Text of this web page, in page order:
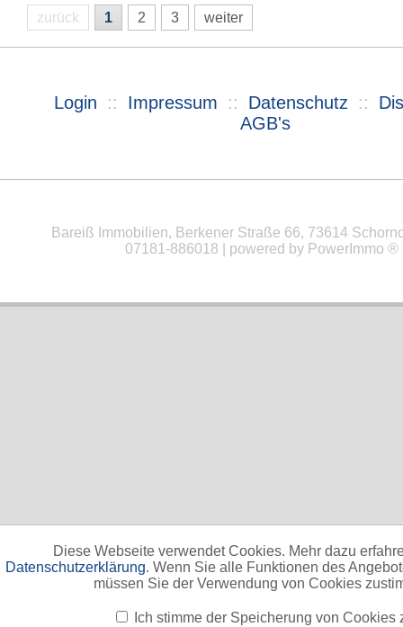
zurück 1 2 3 weiter
Diese Webseite verwendet Cookies. Mehr dazu
Datenschutzerklärung. Wenn Sie alle Funktionen des
müssen Sie der Verwendung von Cookies
Ich stimme der Speicherung von Cookies
Login :: Impressum :: Datenschutz ::
AGB's
Bareiß Immobilien, Berkener Straße 66, 73614
07181-886018 | powered by PowerImmo ®